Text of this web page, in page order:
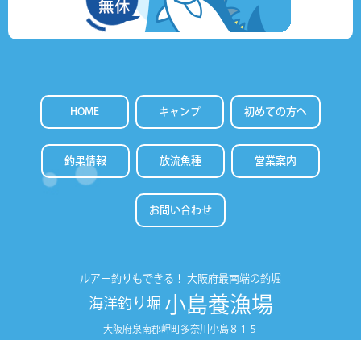
HOME キャンプ 初めての方へ
釣果情報 放流魚種 営業案内
お問い合わせ
ルアー釣りもできる！ 大阪府最南端の釣堀
海洋釣り堀 小島養漁場
大阪府泉南郡岬町多奈川小島８１５